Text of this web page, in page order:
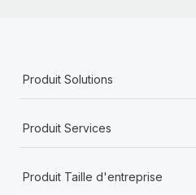
Produit Solutions
Produit Services
Produit Taille d'entreprise